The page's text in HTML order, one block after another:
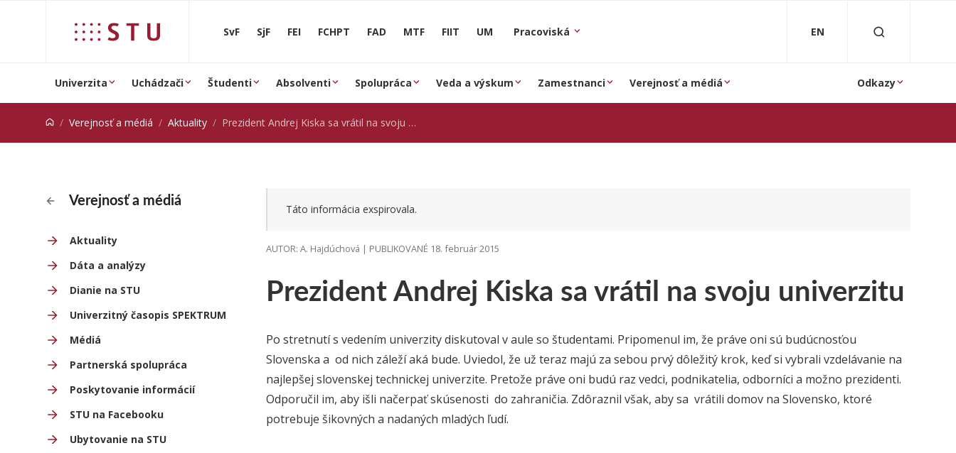
SvF SjF FEI FCHPT FAD MTF FIIT UM Pracoviská EN
Univerzita Uchádzači Študenti Absolventi Spolupráca Veda a výskum Zamestnanci Verejnosť a médiá Odkazy
Verejnosť a médiá Aktuality Prezident Andrej Kiska sa vrátil na svoju univerzitu
Verejnosť a médiá
Aktuality
Dáta a analýzy
Dianie na STU
Univerzitný časopis SPEKTRUM
Médiá
Partnerská spolupráca
Poskytovanie informácií
STU na Facebooku
Ubytovanie na STU
Prezident Andrej Kiska sa vrátil na svoju univerzitu
Táto informácia exspirovala.
AUTOR: A. Hajdúchová | PUBLIKOVANÉ 18. február 2015
Po stretnutí s vedením univerzity diskutoval v aule so študentami. Pripomenul im, že práve oni sú budúcnosťou
Slovenska a od nich záleží aká bude. Uviedol, že už teraz majú za sebou prvý dôležitý krok, keď si vybrali vzdelávanie na
najlepšej slovenskej technickej univerzite. Pretože práve oni budú raz vedci, podnikatelia, odborníci a možno prezidenti.
Odporučil im, aby išli načerpať skúsenosti do zahraničia. Zdôraznil však, aby sa vrátili domov na Slovensko, ktoré
potrebuje šikovných a nadaných mladých ľudí.